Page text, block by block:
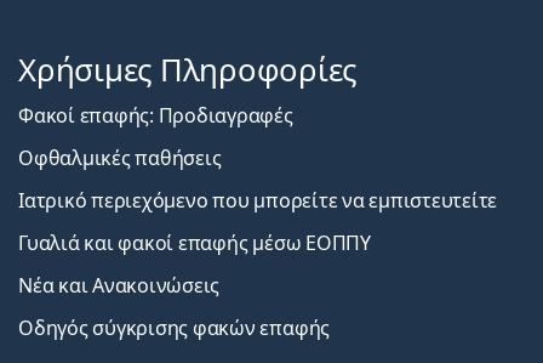
Χρήσιμες Πληροφορίες
Φακοί επαφής: Προδιαγραφές
Οφθαλμικές παθήσεις
Ιατρικό περιεχόμενο που μπορείτε να εμπιστευτείτε
Γυαλιά και φακοί επαφής μέσω ΕΟΠΠΥ
Νέα και Ανακοινώσεις
Οδηγός σύγκρισης φακών επαφής